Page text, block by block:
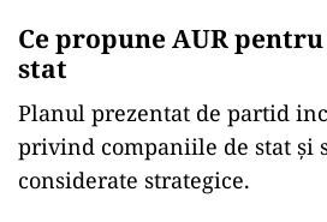
Ce propune AUR
stat
Planul prezentat de partid
privind companiile de stat și
considerate strategice.